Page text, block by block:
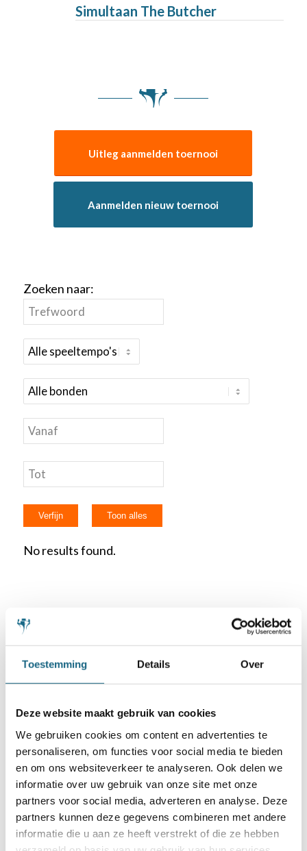
Toestemming Details Over
Deze website maakt gebruik van cookies
We gebruiken cookies om content en advertenties te
personaliseren, om functies voor social media te bieden
en om ons websiteverkeer te analyseren. Ook delen we
informatie over uw gebruik van onze site met onze
partners voor social media, adverteren en analyse. Deze
partners kunnen deze gegevens combineren met andere
informatie die u aan ze heeft verstrekt of die ze hebben
Simultaan The Butcher
Uitleg aanmelden toernooi
Aanmelden nieuw toernooi
No results found.
Schaakbond.nl wordt mede mogelijk